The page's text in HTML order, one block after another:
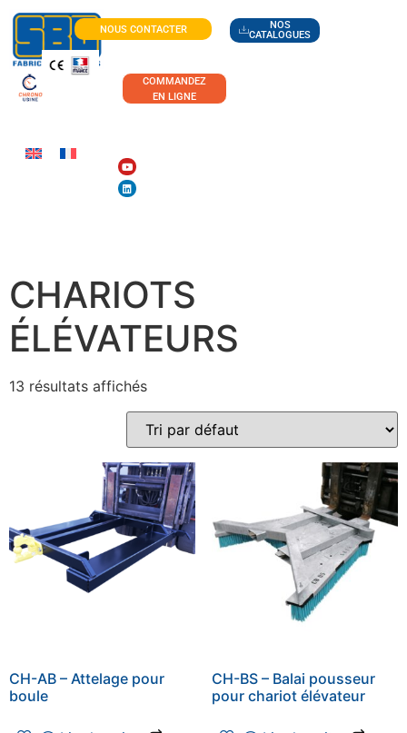
NOUS CONTACTER
NOS
CATALOGUES
COMMANDEZ
EN LIGNE
CHARIOTS
ÉLÉVATEURS
13 résultats affichés
CH-AB – Attelage pour
boule
CH-BS – Balai pousseur
pour chariot élévateur